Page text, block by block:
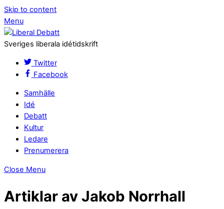
Skip to content
Menu
Sveriges liberala idétidskrift
Twitter
Facebook
Samhälle
Idé
Debatt
Kultur
Ledare
Prenumerera
Close Menu
Artiklar av Jakob Norrhall